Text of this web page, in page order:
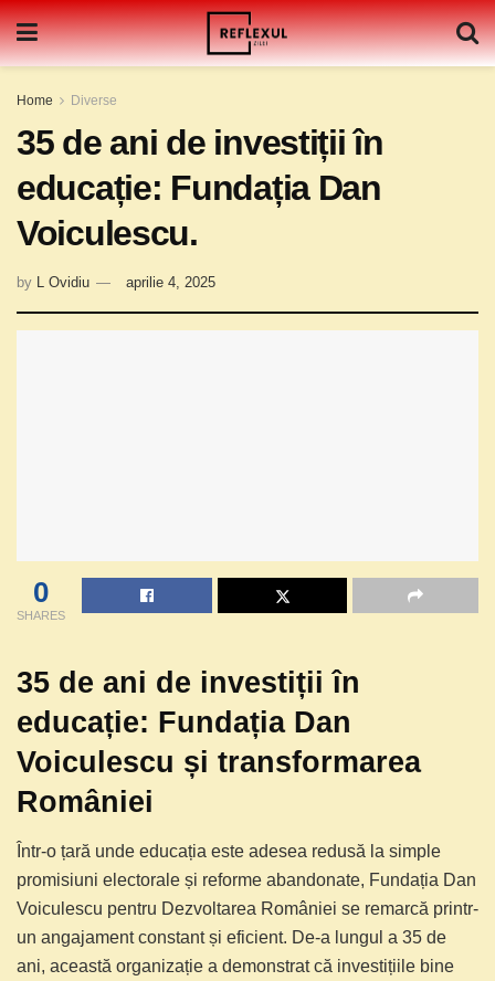
Home Diverse
35 de ani de investiții în
educație: Fundația Dan
Voiculescu.
by L Ovidiu aprilie 4, 2025
0
SHARES
35 de ani de investiții în
educație: Fundația Dan
Voiculescu și transformarea
României
Într-o țară unde educația este adesea redusă la simple
promisiuni electorale și reforme abandonate, Fundația Dan
Voiculescu pentru Dezvoltarea României se remarcă printr-
un angajament constant și eficient. De-a lungul a 35 de
ani, această organizație a demonstrat că investițiile bine